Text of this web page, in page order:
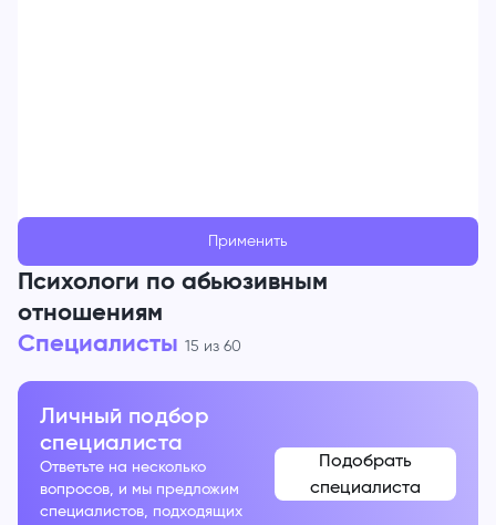
Применить
Психологи по абьюзивным
отношениям
Специалисты 15 из 60
Личный подбор
специалиста
Ответьте на несколько
вопросов, и мы предложим
специалистов, подходящих
Подобрать
специалиста